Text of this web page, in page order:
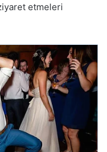
etmeleri